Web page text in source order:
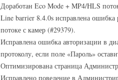
Доработан Eco Mode + MP4/HLS
Line barrier 8.4.0s исправлена
потоке с камер (#29379).
Исправлена ошибка авторизации в
протоколу, если поле «Пароль»
Оптимизирована страница
Исправлено поведение в